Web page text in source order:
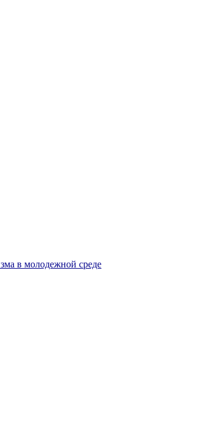
в молодежной среде